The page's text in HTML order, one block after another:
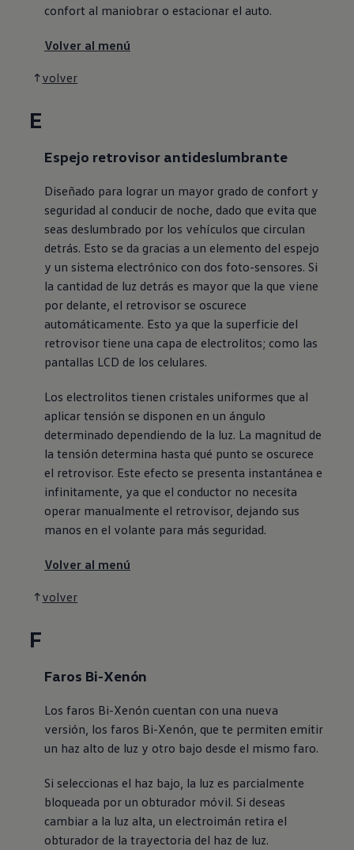
confort al maniobrar o estacionar el auto.
Volver al menú
volver
E
Espejo retrovisor antideslumbrante
Diseñado para lograr un mayor grado de confort y
seguridad al conducir de noche, dado que evita que
seas deslumbrado por los vehículos que circulan
detrás. Esto se da gracias a un elemento del espejo
y un sistema electrónico con dos foto-sensores. Si
la cantidad de luz detrás es mayor que la que viene
por delante, el retrovisor se oscurece
automáticamente. Esto ya que la superficie del
retrovisor tiene una capa de electrolitos; como las
pantallas LCD de los celulares.
Los electrolitos tienen cristales uniformes que al
aplicar tensión se disponen en un ángulo
determinado dependiendo de la luz. La magnitud de
la tensión determina hasta qué punto se oscurece
el retrovisor. Este efecto se presenta instantánea e
infinitamente, ya que el conductor no necesita
operar manualmente el retrovisor, dejando sus
manos en el volante para más seguridad.
Volver al menú
volver
F
Faros Bi-Xenón
Los faros Bi-Xenón cuentan con una nueva
versión, los faros Bi-Xenón, que te permiten emitir
un haz alto de luz y otro bajo desde el mismo faro.
Si seleccionas el haz bajo, la luz es parcialmente
bloqueada por un obturador móvil. Si deseas
cambiar a la luz alta, un electroimán retira el
obturador de la trayectoria del haz de luz.